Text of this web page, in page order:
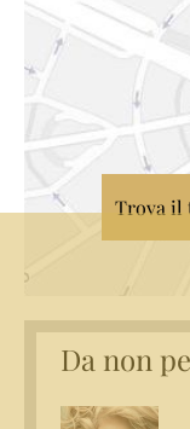
Trova il
Da non